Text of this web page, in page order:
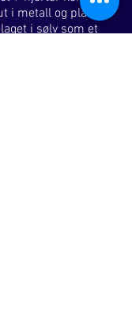
i metall og plast.
i sølv som et